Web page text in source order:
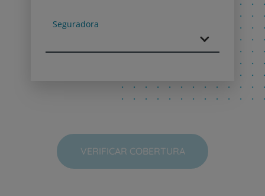
Seguradora
Next
VERIFICAR COBERTURA